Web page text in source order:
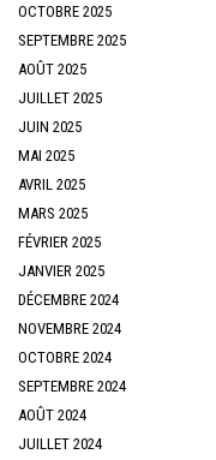
OCTOBRE 2025
SEPTEMBRE 2025
AOÛT 2025
JUILLET 2025
JUIN 2025
MAI 2025
AVRIL 2025
MARS 2025
FÉVRIER 2025
JANVIER 2025
DÉCEMBRE 2024
NOVEMBRE 2024
OCTOBRE 2024
SEPTEMBRE 2024
AOÛT 2024
JUILLET 2024